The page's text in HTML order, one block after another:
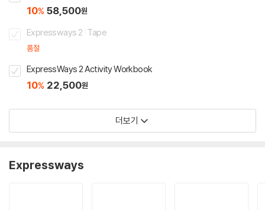
10% 58,500원
Expressways 2 : Tape
품절
ExpressWays 2 Activity Workbook
10% 22,500원
더보기
Expressways